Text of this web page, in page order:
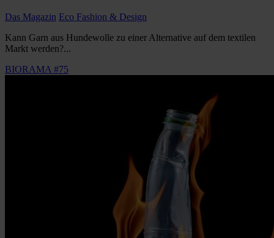
Das Magazin Eco Fashion & Design
Kann Garn aus Hundewolle zu einer Alternative auf dem textilen
Markt werden?...
BIORAMA #75